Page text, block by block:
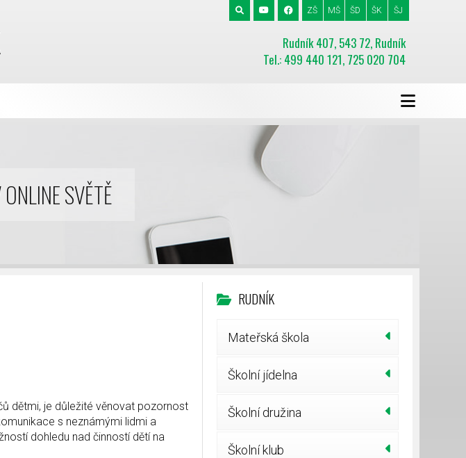
Rudník 407, 543 72, Rudník
Tel.: 499 440 121, 725 020 704
ZŠ MŠ ŠD ŠK ŠJ
SVĚTĚ
dětmi, je důležité věnovat pozornost
s neznámými lidmi a
dohledu nad činností dětí na
RUDNÍK
Mateřská škola
Školní jídelna
Školní družina
Školní klub